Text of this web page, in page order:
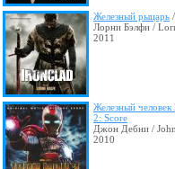
Железный рыцарь
Лорни Бэлфи /
2011
Железный человек
2: Score
Джон Дебни /
2010